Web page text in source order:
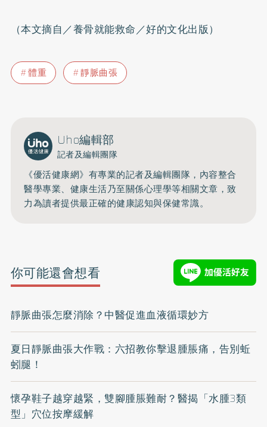
（本文摘自／養骨就能救命／好的文化出版）
體重 靜脈曲張
Uho編輯部
記者及編輯團隊
《優活健康網》有專業的記者及編輯團隊，內容整合
醫學專業、健康生活乃至關係心理學等相關文章，致
力為讀者提供最正確的健康認知與保健常識。
你可能還會想看
靜脈曲張怎麼消除？中醫促進血液循環妙方
夏日靜脈曲張大作戰：六招教你擊退腫脹痛，告別蚯
蚓腿！
懷孕鞋子越穿越緊，雙腳腫脹難耐？醫揭「水腫3類
型」穴位按摩緩解